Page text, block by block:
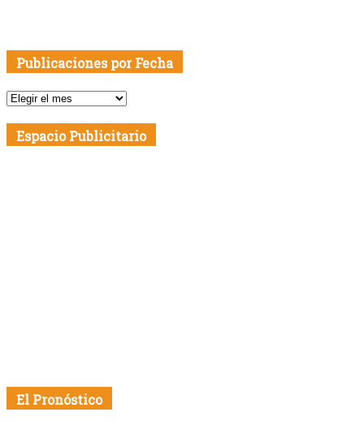
Publicaciones por Fecha
Publicaciones
Fecha
Espacio Publicitario
El Pronóstico